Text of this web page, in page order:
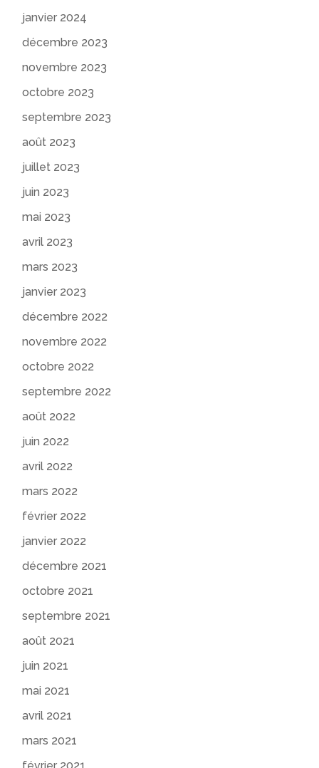
janvier 2024
décembre 2023
novembre 2023
octobre 2023
septembre 2023
août 2023
juillet 2023
juin 2023
mai 2023
avril 2023
mars 2023
janvier 2023
décembre 2022
novembre 2022
octobre 2022
septembre 2022
août 2022
juin 2022
avril 2022
mars 2022
février 2022
janvier 2022
décembre 2021
octobre 2021
septembre 2021
août 2021
juin 2021
mai 2021
avril 2021
mars 2021
février 2021